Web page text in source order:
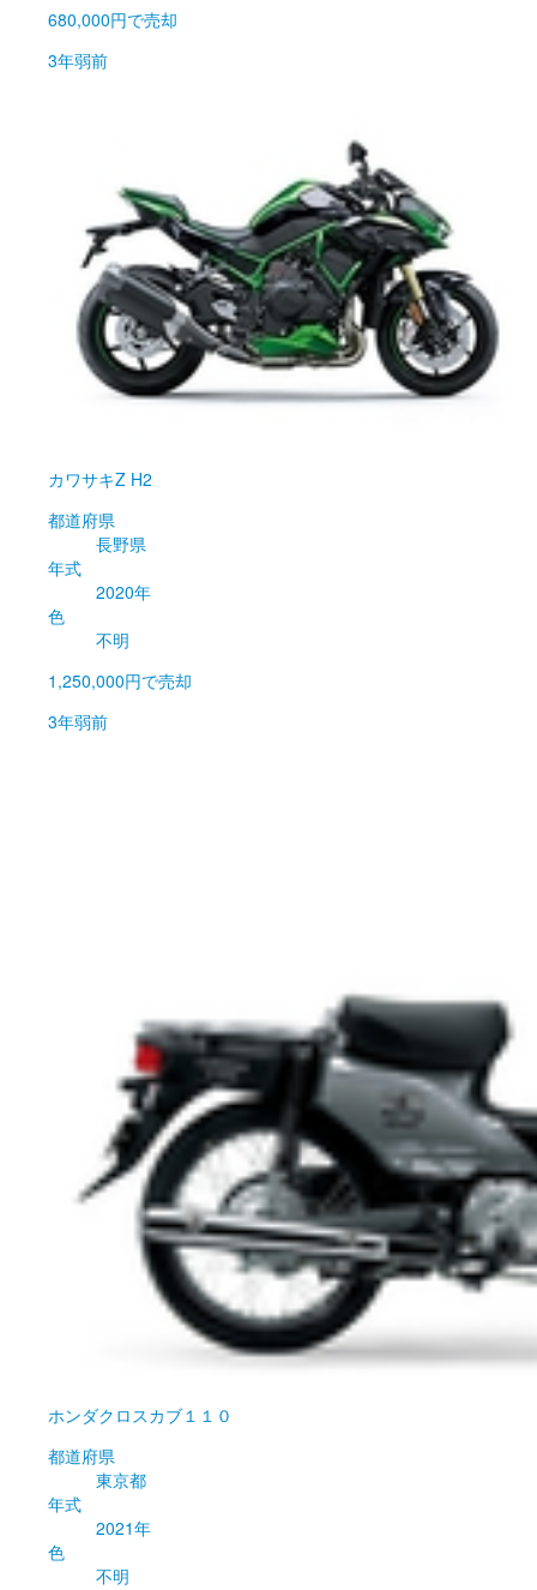
680,000円で売却
3年弱前
カワサキZ H2
都道府県
長野県
年式
2020年
色
不明
1,250,000円で売却
3年弱前
ホンダクロスカブ１１０
都道府県
東京都
年式
2021年
色
不明